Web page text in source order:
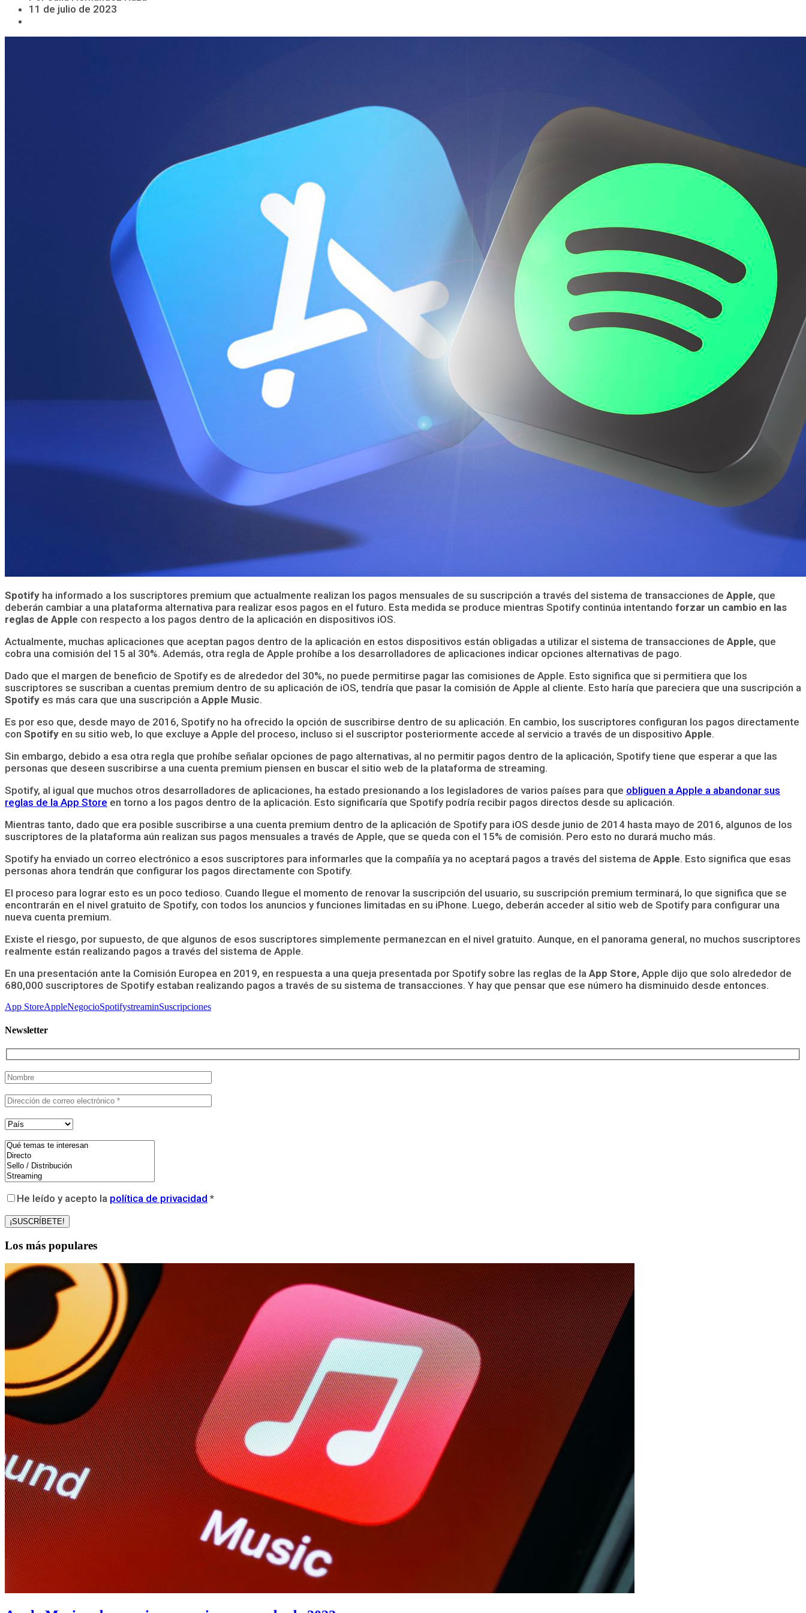
11 de julio de 2023
Spotify ha informado a los suscriptores premium que actualmente realizan los pagos mensuales de su suscripción a través del sistema de transacciones de Apple, que
deberán cambiar a una plataforma alternativa para realizar esos pagos en el futuro. Esta medida se produce mientras Spotify continúa intentando forzar un cambio en las
reglas de Apple con respecto a los pagos dentro de la aplicación en dispositivos iOS.
Actualmente, muchas aplicaciones que aceptan pagos dentro de la aplicación en estos dispositivos están obligadas a utilizar el sistema de transacciones de Apple, que
cobra una comisión del 15 al 30%. Además, otra regla de Apple prohíbe a los desarrolladores de aplicaciones indicar opciones alternativas de pago.
Dado que el margen de beneficio de Spotify es de alrededor del 30%, no puede permitirse pagar las comisiones de Apple. Esto significa que si permitiera que los
suscriptores se suscriban a cuentas premium dentro de su aplicación de iOS, tendría que pasar la comisión de Apple al cliente. Esto haría que pareciera que una suscripción a
Spotify es más cara que una suscripción a Apple Music.
Es por eso que, desde mayo de 2016, Spotify no ha ofrecido la opción de suscribirse dentro de su aplicación. En cambio, los suscriptores configuran los pagos directamente
con Spotify en su sitio web, lo que excluye a Apple del proceso, incluso si el suscriptor posteriormente accede al servicio a través de un dispositivo Apple.
Sin embargo, debido a esa otra regla que prohíbe señalar opciones de pago alternativas, al no permitir pagos dentro de la aplicación, Spotify tiene que esperar a que las
personas que deseen suscribirse a una cuenta premium piensen en buscar el sitio web de la plataforma de streaming.
Spotify, al igual que muchos otros desarrolladores de aplicaciones, ha estado presionando a los legisladores de varios países para que obliguen a Apple a abandonar sus
reglas de la App Store en torno a los pagos dentro de la aplicación. Esto significaría que Spotify podría recibir pagos directos desde su aplicación.
Mientras tanto, dado que era posible suscribirse a una cuenta premium dentro de la aplicación de Spotify para iOS desde junio de 2014 hasta mayo de 2016, algunos de los
suscriptores de la plataforma aún realizan sus pagos mensuales a través de Apple, que se queda con el 15% de comisión. Pero esto no durará mucho más.
Spotify ha enviado un correo electrónico a esos suscriptores para informarles que la compañía ya no aceptará pagos a través del sistema de Apple. Esto significa que esas
personas ahora tendrán que configurar los pagos directamente con Spotify.
El proceso para lograr esto es un poco tedioso. Cuando llegue el momento de renovar la suscripción del usuario, su suscripción premium terminará, lo que significa que se
encontrarán en el nivel gratuito de Spotify, con todos los anuncios y funciones limitadas en su iPhone. Luego, deberán acceder al sitio web de Spotify para configurar una
nueva cuenta premium.
Existe el riesgo, por supuesto, de que algunos de esos suscriptores simplemente permanezcan en el nivel gratuito. Aunque, en el panorama general, no muchos suscriptores
realmente están realizando pagos a través del sistema de Apple.
En una presentación ante la Comisión Europea en 2019, en respuesta a una queja presentada por Spotify sobre las reglas de la App Store, Apple dijo que solo alrededor de
680,000 suscriptores de Spotify estaban realizando pagos a través de su sistema de transacciones. Y hay que pensar que ese número ha disminuido desde entonces.
App StoreAppleNegocioSpotifystreaminSuscripciones
Newsletter
He leído y acepto la política de privacidad *
Los más populares